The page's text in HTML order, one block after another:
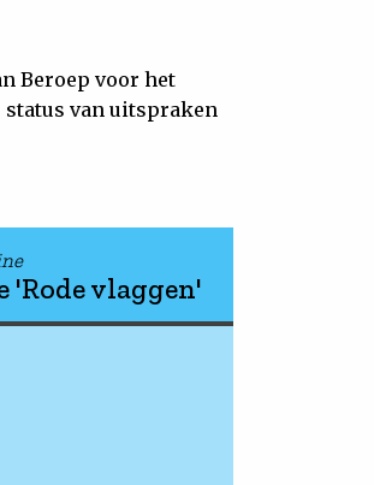
Beroep voor het
status van uitspraken
'Rode vlaggen'